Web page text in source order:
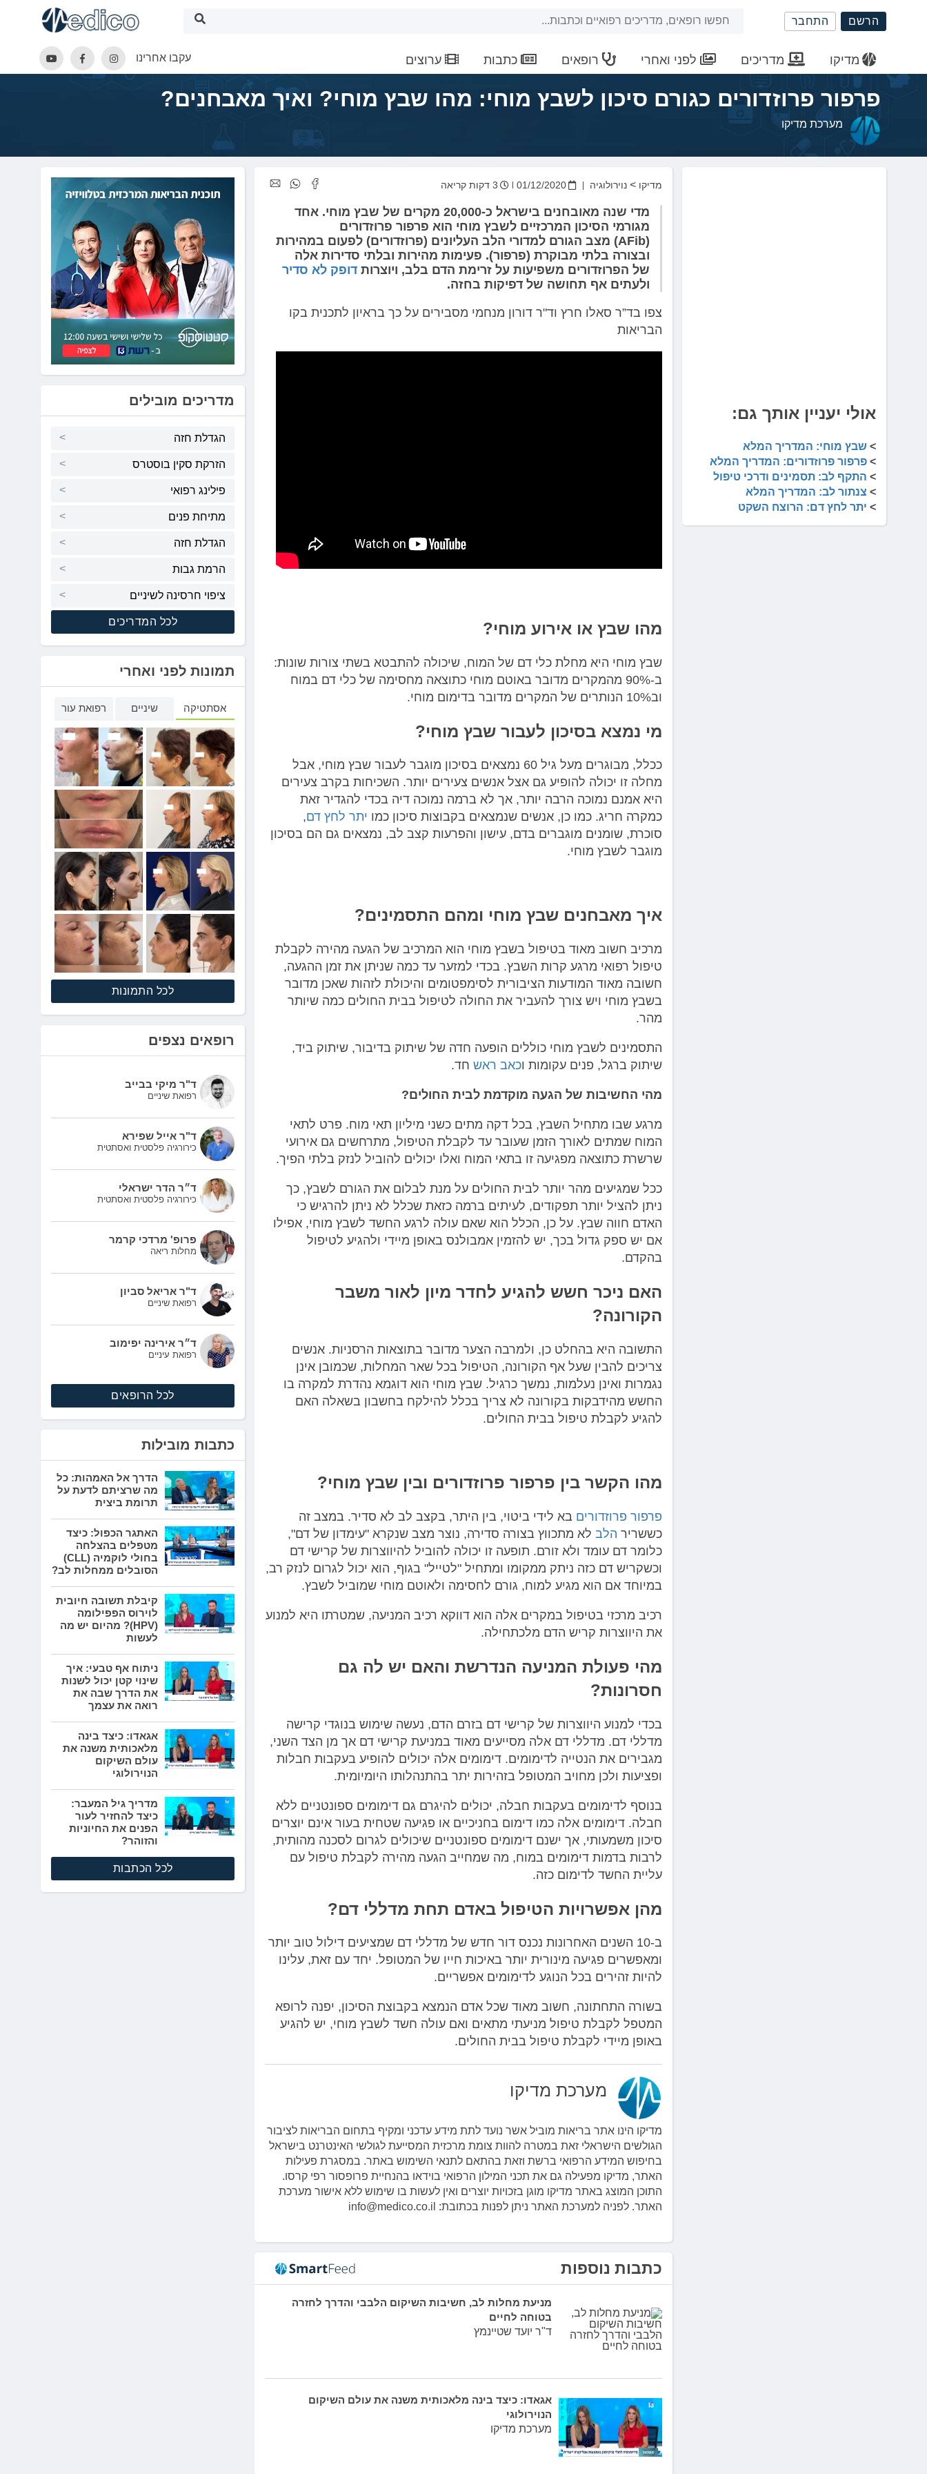
מַעֲרֶכֶת
הָאֲתָר.
הרשם התחבר
חיפוש
מדיקו מדריכים לפני ואחרי רופאים כתבות ערוצים עקבו אחרינו
פרפור פרוזדורים כגורם סיכון לשבץ מוחי: מהו שבץ מוחי? ואיך מאבחנים?
מערכת מדיקו
אולי יעניין אותך גם:
> שבץ מוחי: המדריך המלא
> פרפור פרוזדורים: המדריך המלא
> התקף לב: תסמינים ודרכי טיפול
> צנתור לב: המדריך המלא
> יתר לחץ דם: הרוצח השקט
מדיקו > נוירולוגיה 01/12/2020 3 דקות קריאה
מדי שנה מאובחנים בישראל כ-20,000 מקרים של שבץ מוחי. אחד
מגורמי הסיכון המרכזיים לשבץ מוחי הוא פרפור פרוזדורים
(AFib)
מצב הגורם למדורי הלב העליונים (פרוזדורים) לפעום במהירות
ובצורה בלתי מבוקרת (פרפור). פעימות מהירות ובלתי סדירות אלה
של הפרוזדורים משפיעות על זרימת הדם בלב, ויוצרות דופק לא סדיר
ולעתים אף תחושה של דפיקות בחזה.
צפו בד”ר סאלו חרץ וד"ר דורון מנחמי מסבירים על כך בראיון לתכנית בקו
הבריאות
מהו שבץ או אירוע מוחי?
שבץ מוחי היא מחלת כלי דם של המוח, שיכולה להתבטא בשתי צורות שונות:
ב-90% מהמקרים מדובר באוטם מוחי כתוצאה מחסימה של כלי דם במוח
וב10% הנותרים של המקרים מדובר בדימום מוחי.
מי נמצא בסיכון לעבור שבץ מוחי?
ככלל, מבוגרים מעל גיל 60 נמצאים בסיכון מוגבר לעבור שבץ מוחי, אבל
מחלה זו יכולה להופיע גם אצל אנשים צעירים יותר. השכיחות בקרב צעירים
היא אמנם נמוכה הרבה יותר, אך לא ברמה נמוכה דיה בכדי להגדיר זאת
כמקרה חריג. כמו כן, אנשים שנמצאים בקבוצות סיכון כמו יתר לחץ דם,
סוכרת, שומנים מוגברים בדם, עישון והפרעות קצב לב, נמצאים גם הם בסיכון
מוגבר לשבץ מוחי.
איך מאבחנים שבץ מוחי ומהם התסמינים?
מרכיב חשוב מאוד בטיפול בשבץ מוחי הוא המרכיב של הגעה מהירה לקבלת
טיפול רפואי מרגע קרות השבץ. בכדי למזער עד כמה שניתן את זמן ההגעה,
חשובה מאוד המודעות הציבורית לסימפטומים והיכולת לזהות שאכן מדובר
בשבץ מוחי ויש צורך להעביר את החולה לטיפול בבית החולים כמה שיותר
מהר.
התסמינים לשבץ מוחי כוללים הופעה חדה של שיתוק בדיבור, שיתוק ביד,
שיתוק ברגל, פנים עקומות וכאב ראש חד.
מהי החשיבות של הגעה מוקדמת לבית החולים?
מרגע שבו מתחיל השבץ, בכל דקה מתים כשני מיליון תאי מוח. פרט לתאי
המוח שמתים לאורך הזמן שעובר עד לקבלת הטיפול, מתרחשים גם אירועי
שרשרת כתוצאה מפגיעה זו בתאי המוח ואלו יכולים להוביל לנזק בלתי הפיך.
ככל שמגיעים מהר יותר לבית החולים על מנת לבלום את הגורם לשבץ, כך
ניתן להציל יותר תפקודים, לעיתים ברמה כזאת שכלל לא ניתן להרגיש כי
האדם חווה שבץ. על כן, הכלל הוא שאם עולה לרגע החשד לשבץ מוחי, אפילו
אם יש ספק גדול בכך, יש להזמין אמבולנס באופן מיידי ולהגיע לטיפול
בהקדם.
האם ניכר חשש להגיע לחדר מיון לאור משבר
הקורונה?
התשובה היא בהחלט כן, ולמרבה הצער מדובר בתוצאות הרסניות. אנשים
צריכים להבין שעל אף הקורונה, הטיפול בכל שאר המחלות, שכמובן אינן
נגמרות ואינן נעלמות, נמשך כרגיל. שבץ מוחי הוא דוגמא נהדרת למקרה בו
החשש מהידבקות בקורונה לא צריך בכלל להילקח בחשבון בשאלה האם
להגיע לקבלת טיפול בבית החולים.
מהו הקשר בין פרפור פרוזדורים ובין שבץ מוחי?
פרפור פרוזדורים בא לידי ביטוי, בין היתר, בקצב לב לא סדיר. במצב זה
כששריר הלב לא מתכווץ בצורה סדירה, נוצר מצב שנקרא "עימדון של דם",
כלומר דם עומד ולא זורם. תופעה זו יכולה להוביל להיווצרות של קרישי דם
וכשקריש דם כזה ניתק ממקומו ומתחיל "לטייל" בגוף, הוא יכול לגרום לנזק רב,
במיוחד אם הוא מגיע למוח, גורם לחסימה ולאוטם מוחי שמוביל לשבץ.
רכיב מרכזי בטיפול במקרים אלה הוא דווקא רכיב המניעה, שמטרתו היא למנוע
את היווצרות קריש הדם מלכתחילה.
מהי פעולת המניעה הנדרשת והאם יש לה גם
חסרונות?
בכדי למנוע היווצרות של קרישי דם בזרם הדם, נעשה שימוש בנוגדי קרישה
מדללי דם. מדללי דם אלה מסייעים מאוד במניעת קרישי דם אך מן הצד השני,
מגבירים את הנטייה לדימומים. דימומים אלה יכולים להופיע בעקבות חבלות
ופציעות ולכן מחויב המטופל בזהירות יתר בהתנהלותו היומיומית.
בנוסף לדימומים בעקבות חבלה, יכולים להיגרם גם דימומים ספונטניים ללא
חבלה. דימומים אלה כמו דימום בחניכיים או פגיעה שטחית בעור אינם יוצרים
סיכון משמעותי, אך ישנם דימומים ספונטניים שיכולים לגרום לסכנה מהותית,
לרבות בדמות דימומים במוח, מה שמחייב הגעה מהירה לקבלת טיפול עם
עליית החשד לדימום כזה.
מהן אפשרויות הטיפול באדם תחת מדללי דם?
ב-10 השנים האחרונות נכנס דור חדש של מדללי דם שמציעים דילול טוב יותר
ומאפשרים פגיעה מינורית יותר באיכות חייו של המטופל. יחד עם זאת, עלינו
להיות זהירים בכל הנוגע לדימומים אפשריים.
בשורה התחתונה, חשוב מאוד שכל אדם הנמצא בקבוצת הסיכון, יפנה לרופא
המטפל לקבלת טיפול מניעתי מתאים ואם עולה חשד לשבץ מוחי, יש להגיע
באופן מיידי לקבלת טיפול בבית החולים.
מערכת מדיקו
מדיקו הינו אתר בריאות מוביל אשר נועד לתת מידע עדכני ומקיף בתחום הבריאות לציבור
הגולשים הישראלי זאת במטרה להוות צומת מרכזית המסייעת לגולשי האינטרנט בישראל
בחיפוש המידע הרפואי ברשת וזאת בהתאם לתנאי השימוש באתר. במסגרת פעילות
האתר, מדיקו מפעילה גם את תכני המילון הרפואי בוידאו בהנחיית פרופסור רפי קרסו.
התוכן המוצג באתר מדיקו מוגן בזכויות יוצרים ואין לעשות בו שימוש ללא אישור מערכת
האתר. לפניה למערכת האתר ניתן לפנות בכתובת: info@medico.co.il
כתבות נוספות
מניעת מחלות לב, חשיבות השיקום הלבבי והדרך לחזרה
בטוחה לחיים
ד"ר יועד שטיינמץ
אגאדו: כיצד בינה מלאכותית משנה את עולם השיקום
הנוירולוגי
מערכת מדיקו
מדריכים מובילים
הגדלת חזה
הזרקת סקין בוסטרס
פילינג רפואי
מתיחת פנים
הגדלת חזה
הרמת גבות
ציפוי חרסינה לשיניים
לכל המדריכים
תמונות לפני ואחרי
אסתטיקה שיניים רפואת עור
לכל התמונות
רופאים נצפים
ד"ר מיקי בבייב
רפואת שיניים
ד"ר אייל שפירא
כירורגיה פלסטית ואסתטית
ד״ר הדר ישראלי
כירורגיה פלסטית ואסתטית
פרופ' מרדכי קרמר
מחלות ריאה
ד"ר אריאל סביון
רפואת שיניים
ד״ר אירינה יפימוב
רפואת עיניים
לכל הרופאים
כתבות מובילות
הדרך אל האמהות: כל
מה שרציתם לדעת על
תרומת ביצית
האתגר הכפול: כיצד
מטפלים בהצלחה
בחולי לוקמיה (CLL)
הסובלים ממחלות לב?
קיבלת תשובה חיובית
לוירוס הפפילומה
(HPV)? מהיום יש מה
לעשות
ניתוח אף טבעי: איך
שינוי קטן יכול לשנות
את הדרך שבה את
רואה את עצמך
אגאדו: כיצד בינה
מלאכותית משנה את
עולם השיקום
הנוירולוגי
מדריך גיל המעבר:
כיצד להחזיר לעור
הפנים את החיוניות
והזוהר?
לכל הכתבות